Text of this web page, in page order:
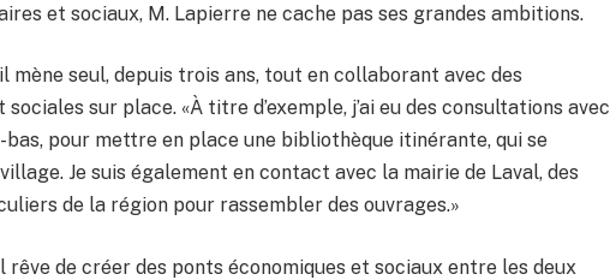
et sociaux, M. Lapierre ne cache pas ses grandes ambitions.
mène seul, depuis trois ans, tout en collaborant avec des
sur place. «À titre d’exemple, j’ai eu des consultations avec
pour mettre en place une bibliothèque itinérante, qui se
Je suis également en contact avec la mairie de Laval, des
de la région pour rassembler des ouvrages.»
rêve de créer des ponts économiques et sociaux entre les deux